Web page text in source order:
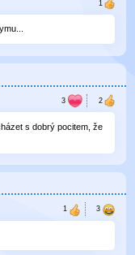
s dobrý pocitem, že